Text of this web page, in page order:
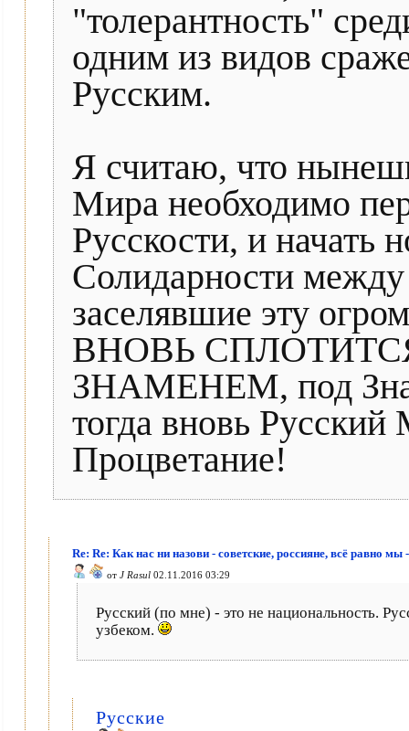
"толерантность"
одним из видов
Русским.
Я считаю, что
Мира необходимо
Русскости, и начать
Солидарности
заселявшие эту
ВНОВЬ
ЗНАМЕНЕМ, под
тогда вновь
Процветание!
Re: Re: Как нас ни назови - советские, россияне, всё равно мы
от J Rasul 02.11.2016 03:29
Русский (по мне) - это не национальность.
узбеком.
Русские